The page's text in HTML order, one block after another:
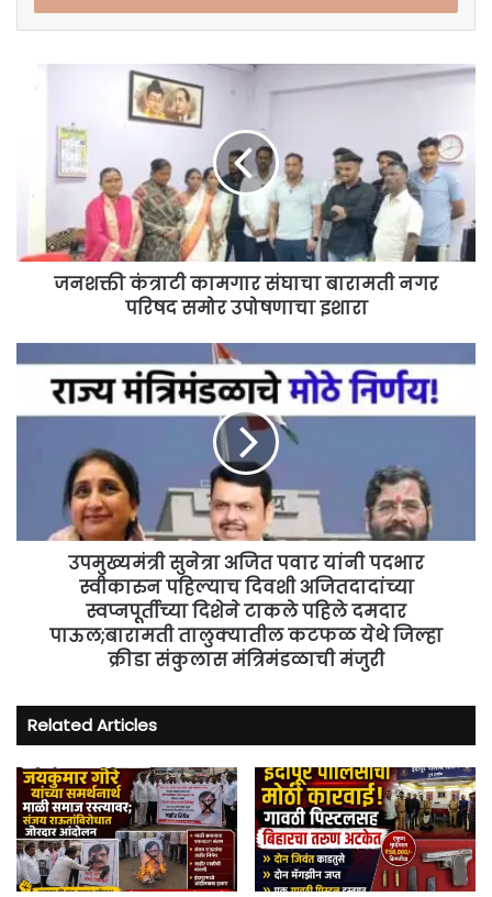
कंत्राटी
नगर
उपोषणाचा
जनशक्ती कंत्राटी कामगार संघाचा बारामती नगर
परिषद समोर उपोषणाचा इशारा
पवार
स्वीकारुन
दिवशी
अजितदादांच्या
तालुक्यातील
कटफळ
येथे
जिल्हा
क्रीडा
संकुलास
मंत्रिमंडळाची
मंजुरी
उपमुख्यमंत्री सुनेत्रा अजित पवार यांनी पदभार
स्वीकारुन पहिल्याच दिवशी अजितदादांच्या
स्वप्नपूर्तीच्या दिशेने टाकले पहिले दमदार
पाऊल;बारामती तालुक्यातील कटफळ येथे जिल्हा
क्रीडा संकुलास मंत्रिमंडळाची मंजुरी
Related Articles